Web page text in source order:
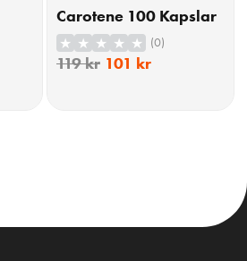
Carotene 100 Kapslar
(0)
119kr 101 kr